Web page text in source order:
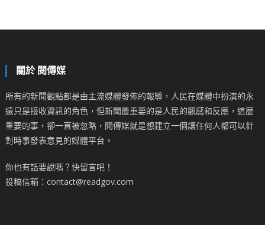
關於 閱傳媒
所有的新聞觀點都是由主流媒體發佈的報導，人民在媒體中扮演的永
遠只是接收資訊的角色，但新聞最重要的是人民的觀感和反應，這麼
重要的事，卻一直被忽略，閱傳媒就是想建立一個讓任何人都可以針
對時事發表意見的媒體平台。
你也有話要說嗎？快留言吧！
投稿信箱：contact@readgov.com